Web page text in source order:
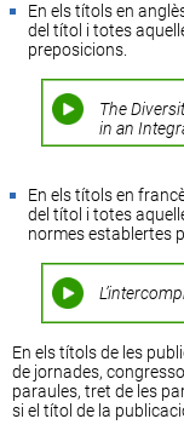
En els títols en
del títol i totes
preposicions.
The
in an
En els títols en
del títol i totes
normes establertes
En els títols de les
de jornades,
paraules, tret de les
si el títol de la